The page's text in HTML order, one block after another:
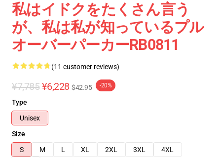
私はイドクをたくさん言う
が、私は私が知っているプル
オーバーパーカーRB0811
(11 customer reviews)
¥7,785 ¥6,228 $42.95 -20%
Type
Unisex
Size
S
M L XL 2XL 3XL
4XL